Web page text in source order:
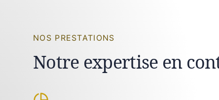
NOS PRESTATIONS
Notre expertise en